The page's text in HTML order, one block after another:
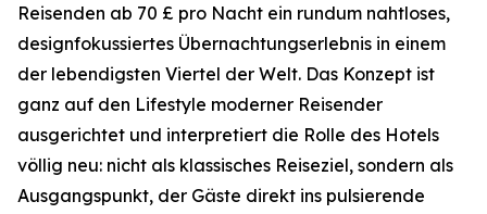
Reisenden ab 70 £ pro Nacht ein rundum nahtloses,
designfokussiertes Übernachtungserlebnis in einem
der lebendigsten Viertel der Welt. Das Konzept ist
ganz auf den Lifestyle moderner Reisender
ausgerichtet und interpretiert die Rolle des Hotels
völlig neu: nicht als klassisches Reiseziel, sondern als
Ausgangspunkt, der Gäste direkt ins pulsierende